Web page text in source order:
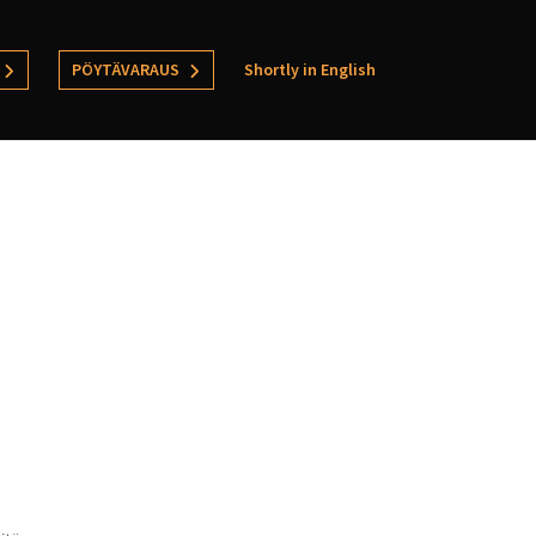
PÖYTÄVARAUS Shortly in English